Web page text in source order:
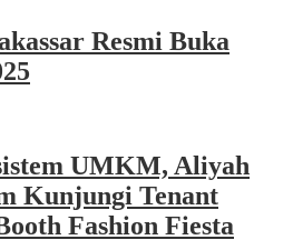
Resmi Buka
UMKM, Aliyah
Kunjungi Tenant
Fashion Fiesta